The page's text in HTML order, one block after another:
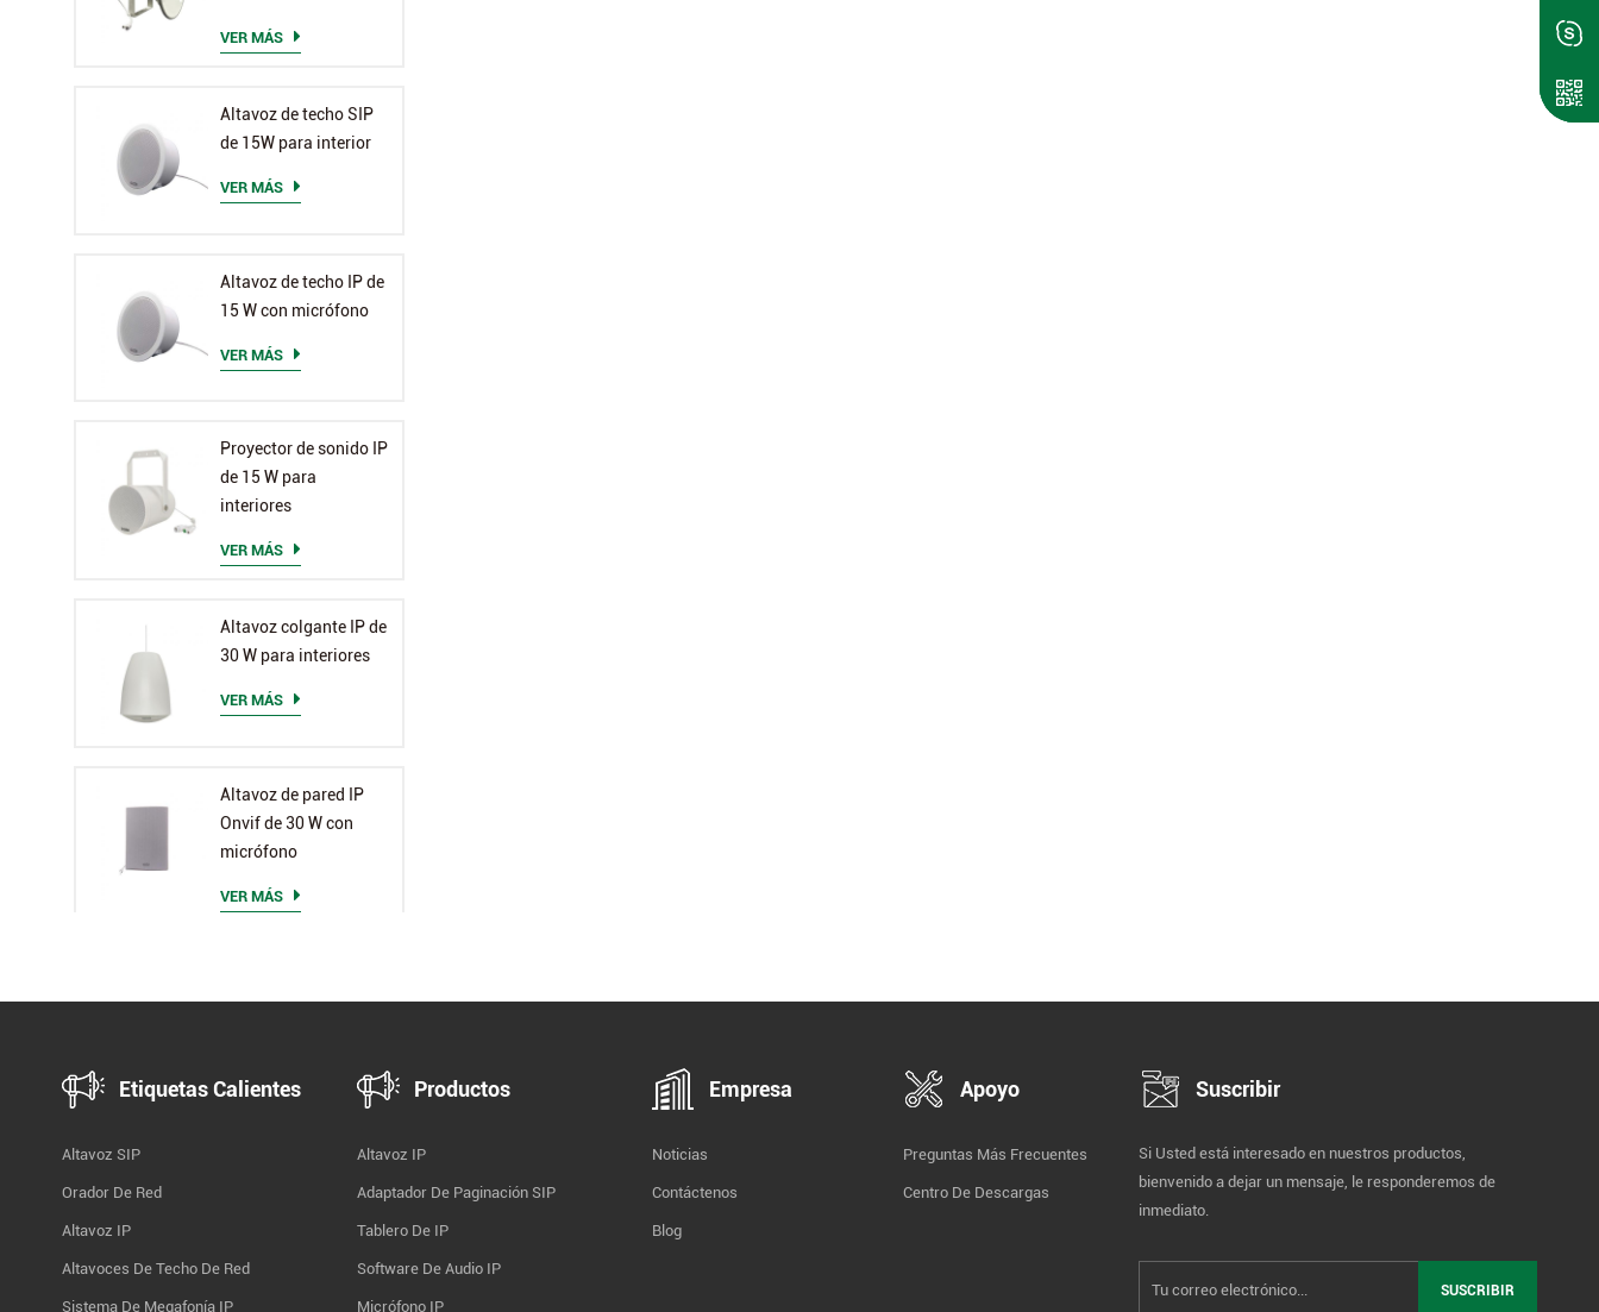
VER MÁS
Altavoz de techo SIP
de 15W para interior
VER MÁS
Altavoz de techo IP de
15 W con micrófono
VER MÁS
Proyector de sonido IP
de 15 W para
interiores
VER MÁS
Altavoz colgante IP de
30 W para interiores
VER MÁS
Altavoz de pared IP
Onvif de 30 W con
micrófono
VER MÁS
Etiquetas Calientes
Altavoz SIP
Orador De Red
Altavoz IP
Altavoces De Techo De Red
Sistema De Megafonía IP
Productos
Altavoz IP
Adaptador De Paginación SIP
Tablero De IP
Software De Audio IP
Micrófono IP
Empresa
Noticias
Contáctenos
Blog
Apoyo
Preguntas Más Frecuentes
Centro De Descargas
Suscribir
Si Usted está interesado en nuestros productos,
bienvenido a dejar un mensaje, le responderemos de
inmediato.